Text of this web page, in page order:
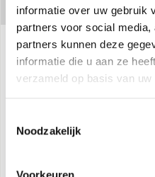
informatie over uw gebruik
partners voor social
partners kunnen deze
informatie die u aan ze
verzameld op basis van
Noodzakelijk
Vermogen:2,8 kW
Klasse: